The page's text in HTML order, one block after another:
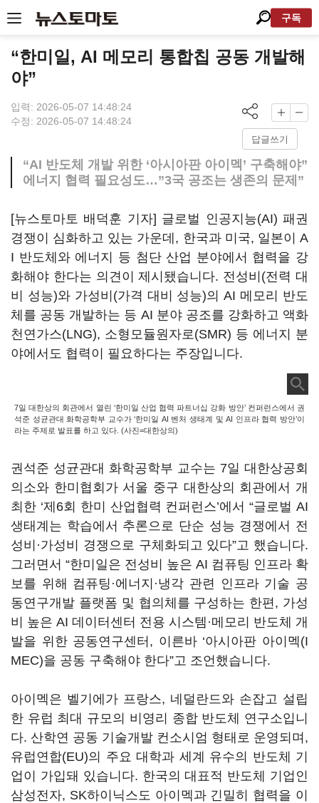
구독
“한미일, AI 메모리 통합칩 공동 개발해
야”
입력: 2026-05-07 14:48:24
수정: 2026-05-07 14:48:24
답글쓰기
“AI 반도체 개발 위한 ‘아시아판 아이멕’ 구축해야”
에너지 협력 필요성도…”3국 공조는 생존의 문제”
[뉴스토마토 배덕훈 기자] 글로벌 인공지능(AI)패권
경쟁이 심화하고 있는 가운데 , 한국과 미국, 일본이
A
I 반도체와 에너지 등 첨단 산업 분야에서 협력을 강
화해야 한다는 의견이 제시됐습니다. 전성비 (전력 대
비 성능)와 가성비 (가격 대비 성능)의AI 메모리 반도
체를 공동 개발하는 등 AI 분야 공조를 강화하고 액화
천연가스(LNG), 소형모듈원자로(SMR) 등 에너지 분
야에서도 협력이 필요하다는 주장입니다.
7일 대한상의 회관에서 열린 ‘한미일 산업 협력 파트너십 강화 방안’ 컨퍼런스에서 권
석준 성균관대 화학공학부 교수가 ‘한미일 AI 벤처 생태계 및 AI 인프라 협력 방안’이
라는 주제로 발표를 하고 있다. (사진=대한상의)
권석준 성균관대 화학공학부 교수는 7일 대한상공회
의소와 한미협회가 서울 중구 대한상의 회관에서 개
최한 ‘제 6회 한미 산업협력 컨퍼런스’에서“글로벌AI
생태계는 학습에서 추론으로 단순 성능 경쟁에서 전
성비·가성비 경쟁으로 구체화되고 있다”고 했습니다.
그러면서 “한미일은 전성비 높은 AI 컴퓨팅 인프라 확
보를 위해 컴퓨팅·에너지·냉각 관련 인프라 기술 공
동연구개발 플랫폼 및 협의체를 구성하는 한편, 가성
비 높은 AI 데이터센터 전용 시스템·메모리 반도체 개
발을 위한 공동연구센터 , 이른바 ‘아시아판 아이멕(I
MEC)을 공동 구축해야 한다”고 조언했습니다.
아이멕은 벨기에가 프랑스, 네덜란드와 손잡고 설립
한 유럽 최대 규모의 비영리 종합 반도체 연구소입니
다. 산학연 공동 기술개발 컨소시엄 형태로 운영되며 ,
유럽연합(EU)의 주요 대학과 세계 유수의 반도체 기
업이 가입돼 있습니다. 한국의 대표적 반도체 기업인
삼성전자, SK하이닉스도 아이멕과 긴밀히 협력을 이